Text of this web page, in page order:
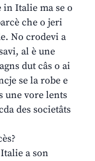
in Italie ma se o
che o jeri
No crodevi a
al è une
dut câs o ai
se la robe e
une vore lents
des societâts
a son